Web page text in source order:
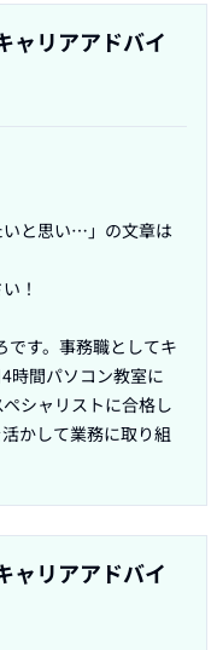
リアアドバイ
いと思い…」の文章は
！
です。事務職としてキ
時間パソコン教室に
シャリストに合格し
かして業務に取り組
リアアドバイ